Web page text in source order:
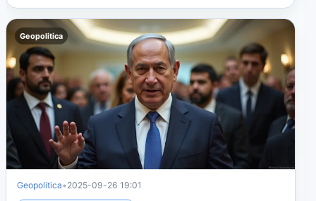
Geopolitica
Geopolitica• 2025-09-26 19:01